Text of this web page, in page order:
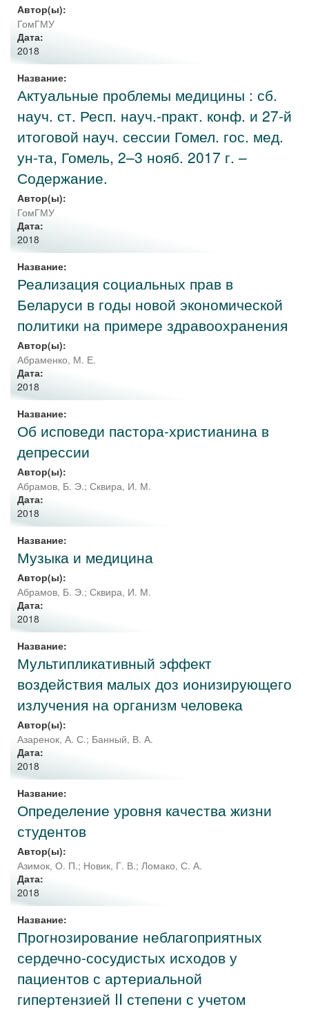
Автор(ы):
ГомГМУ
Дата:
2018
Название:
Актуальные проблемы медицины : сб.
науч. ст. Респ. науч.-практ. конф. и 27-й
итоговой науч. сессии Гомел. гос. мед.
ун-та, Гомель, 2–3 нояб. 2017 г. –
Содержание.
Автор(ы):
ГомГМУ
Дата:
2018
Название:
Реализация социальных прав в
Беларуси в годы новой экономической
политики на примере здравоохранения
Автор(ы):
Абраменко, М. Е.
Дата:
2018
Название:
Об исповеди пастора-христианина в
депрессии
Автор(ы):
Абрамов, Б. Э.; Сквира, И. М.
Дата:
2018
Название:
Музыка и медицина
Автор(ы):
Абрамов, Б. Э.; Сквира, И. М.
Дата:
2018
Название:
Мультипликативный эффект
воздействия малых доз ионизирующего
излучения на организм человека
Автор(ы):
Азаренок, А. С.; Банный, В. А.
Дата:
2018
Название:
Определение уровня качества жизни
студентов
Автор(ы):
Азимок, О. П.; Новик, Г. В.; Ломако, С. А.
Дата:
2018
Название:
Прогнозирование неблагоприятных
сердечно-сосудистых исходов у
пациентов с артериальной
гипертензией II степени с учетом